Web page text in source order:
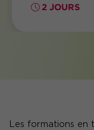
2 JOURS
Les formations en